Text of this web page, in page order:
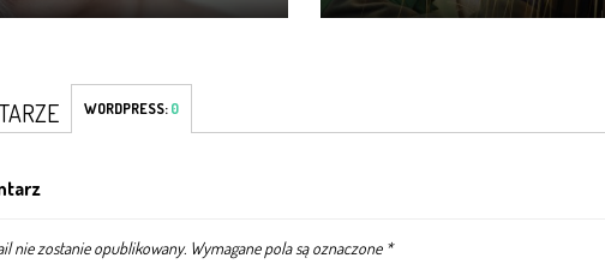
WORDPRESS: 0
nie zostanie opublikowany. Wymagane pola są oznaczone *